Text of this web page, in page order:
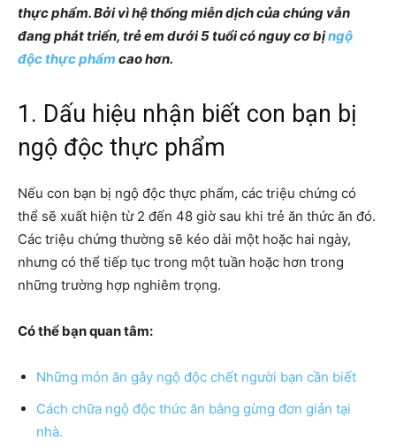
thực phẩm. Bởi vì hệ thống miễn dịch của chúng vẫn
đang phát triển, trẻ em dưới 5 tuổi có nguy cơ bịngộ
độc thực phẩm cao hơn.
1. Dấu hiệu nhận biết con bạn bị
ngộ độc thực phẩm
Nếu con bạn bị ngộ độc thực phẩm, các triệu chứng có
thể sẽ xuất hiện từ 2 đến 48 giờ sau khi trẻ ăn thức ăn đó.
Các triệu chứng thường sẽ kéo dài một hoặc hai ngày,
nhưng có thể tiếp tục trong một tuần hoặc hơn trong
những trường hợp nghiêm trọng.
Có thể bạn quan tâm:
Những món ăn gây ngộ độc chết người bạn cần biết
Cách chữa ngộ độc thức ăn bằng gừng đơn giản tại
nhà.